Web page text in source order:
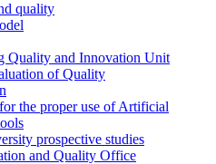
quality
Quality and Innovation Unit
of Quality
the proper use of Artificial
prospective studies
and Quality Office